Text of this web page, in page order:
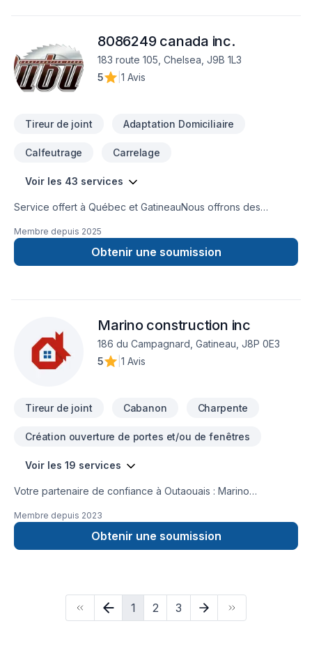
8086249 canada inc.
183 route 105, Chelsea, J9B 1L3
5
1 Avis
Tireur de joint Adaptation Domiciliaire
Calfeutrage Carrelage
Voir les 43 services
Service offert à Québec et GatineauNous offrons des
de revêtements de sol, la pose de moulures, cadrages,
portes, gypse, tirage de joints, peinture, plafonds tendus et
autres.nous offrons aussi-l'isolation Polyuréthane giclé-
Membre depuis 2025
Obtenir une soumission
Marino construction inc
186 du Campagnard, Gatineau, J8P 0E3
5
1 Avis
Tireur de joint Cabanon Charpente
Création ouverture de portes et/ou de fenêtres
Voir les 19 services
Votre partenaire de confiance à Outaouais : Marino
Gypse, Insonorisation, Isolation entre-toît, Isolation mur,
Isolation sous-sol, Peinture, Plancher, Portes et fenêtres,
Sous-sol, Tirage de joint, prêt à concrétiser vos projets les
sommes impatients de collaborer avec vous pour concrétiser
votre projet. Notre engagement est simple : offrir un service
d'exception, centré sur vos besoins et vos aspirations.
Membre depuis 2023
Obtenir une soumission
1 2 3